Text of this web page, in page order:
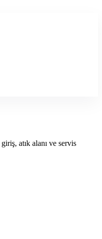
atık alanı ve servis